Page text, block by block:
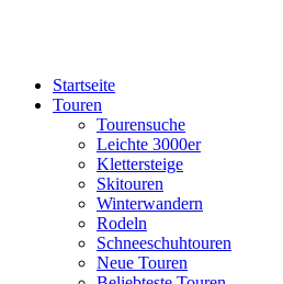
Startseite
Touren
Tourensuche
Leichte 3000er
Klettersteige
Skitouren
Winterwandern
Rodeln
Schneeschuhtouren
Neue Touren